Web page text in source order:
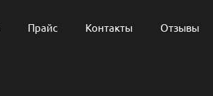
Прайс Контакты Отзывы